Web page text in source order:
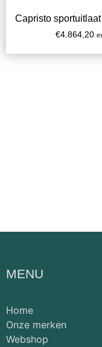
Capristo
€4.864,20
MENU
Home
Onze merken
Webshop